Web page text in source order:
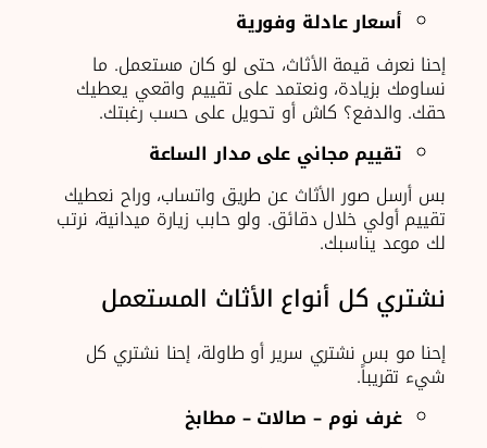
أسعار عادلة وفورية
إحنا نعرف قيمة الأثاث، حتى لو كان مستعمل. ما
نساومك بزيادة، ونعتمد على تقييم واقعي يعطيك
حقك. والدفع؟ كاش أو تحويل على حسب رغبتك.
تقييم مجاني على مدار الساعة
بس أرسل صور الأثاث عن طريق واتساب، وراح نعطيك
تقييم أولي خلال دقائق. ولو حابب زيارة ميدانية، نرتب
لك موعد يناسبك.
نشتري كل أنواع الأثاث المستعمل
إحنا مو بس نشتري سرير أو طاولة، إحنا نشتري كل
شيء تقريباً.
غرف نوم – صالات – مطابخ